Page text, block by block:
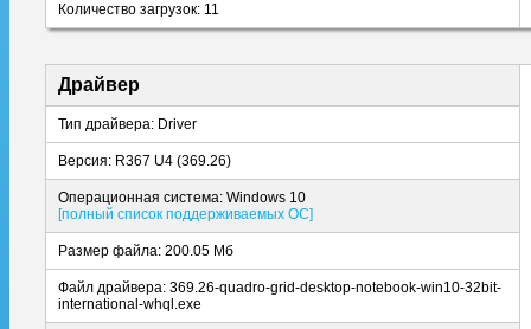
Количество загрузок: 11
Драйвер
Тип драйвера: Driver
Версия: R367 U4 (369.26)
Операционная система: Windows 10
[полный список поддерживаемых ОС]
Размер файла: 200.05 Мб
Файл драйвера: 369.26-quadro-grid-desktop-notebook-win10-32bit-
international-whql.exe